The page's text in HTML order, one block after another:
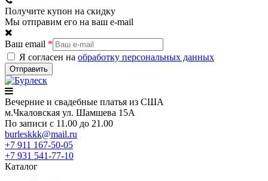
Получите купон на скидку
Мы отправим его на ваш e-mail
Ваш email *
Я согласен на обработку персональных данных
Вечерние и свадебные платья из США
м.Чкаловская ул. Шамшева 15А
По записи с 11.00 до 21.00
burleskkk@mail.ru
+7 911 167-50-05
+7 931 541-77-10
Каталог